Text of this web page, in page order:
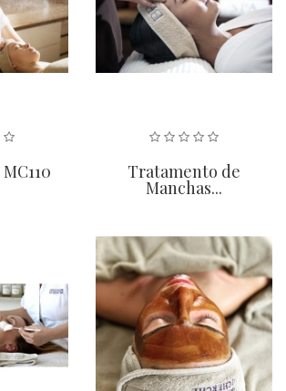
Tratamento de
Manchas...